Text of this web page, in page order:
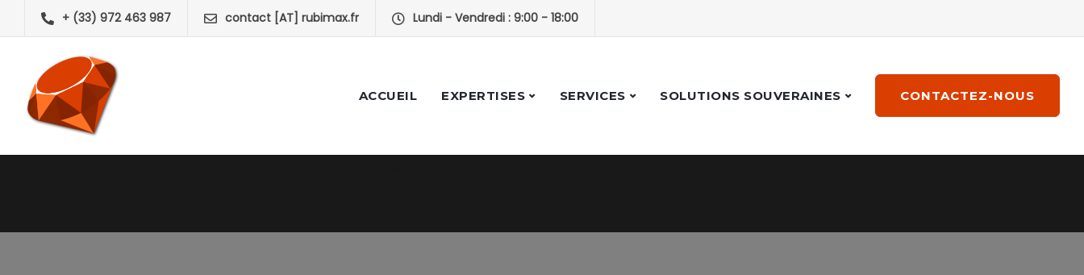
+ (33) 972 463 987 contact [AT] rubimax.fr Lundi - Vendredi : 9:00 - 18:00
ACCUEIL EXPERTISES SERVICES SOLUTIONS SOUVERAINES CONTACTEZ-NOUS